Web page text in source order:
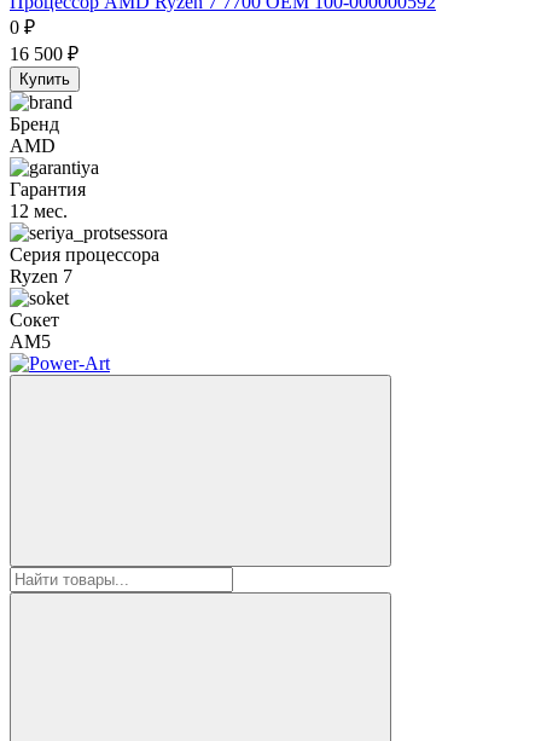
0 ₽
16 500 ₽
Купить
Бренд
AMD
Гарантия
12 мес.
Серия процессора
Ryzen 7
Сокет
AM5